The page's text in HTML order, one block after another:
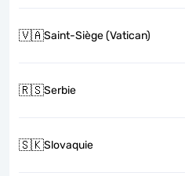
🇻🇦Saint-Siège (Vatican)
🇷🇸Serbie
🇸🇰Slovaquie